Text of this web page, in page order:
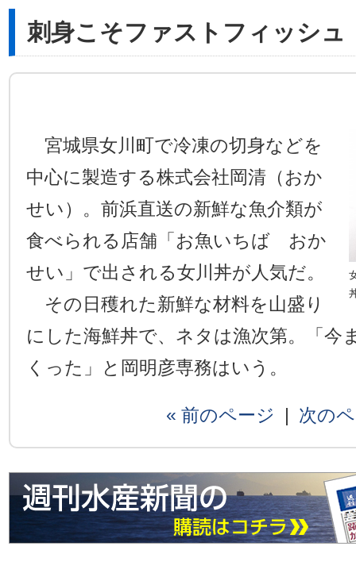
刺身こそファストフィッシ
宮城県女川町で冷凍の切身などを
中心に製造する株式会社岡清（おか
せい）。前浜直送の新鮮な魚介類が
食べられる店舗「お魚いちば おか
せい」で出される女川丼が人気だ。
その日穫れた新鮮な材料を山盛り
にした海鮮丼で、ネタは漁次第。「今
くった」と岡明彦専務はいう。
« 前のページ | 次の